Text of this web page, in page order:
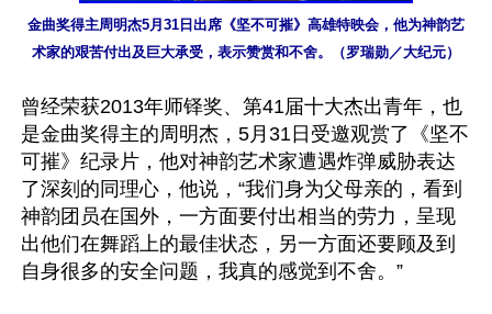
金曲奖得主周明杰5月31日出席《坚不可摧》高雄特映会，他为神韵艺
术家的艰苦付出及巨大承受，表示赞赏和不舍。（罗瑞勋／大纪元）
曾经荣获2013年师铎奖、第41届十大杰出青年，也
是金曲奖得主的周明杰，5月31日受邀观赏了《坚不
可摧》纪录片，他对神韵艺术家遭遇炸弹威胁表达
了深刻的同理心，他说，“我们身为父母亲的，看到
神韵团员在国外，一方面要付出相当的劳力，呈现
出他们在舞蹈上的最佳状态，另一方面还要顾及到
自身很多的安全问题，我真的感觉到不舍。”